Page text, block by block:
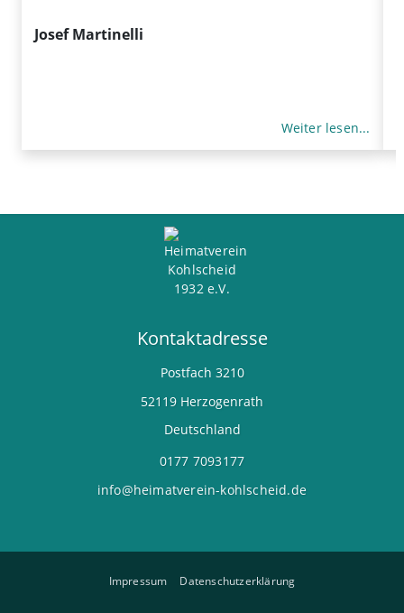
Josef Martinelli
Weiter lesen...
Kontaktadresse
Postfach 3210
52119 Herzogenrath
Deutschland
0177 7093177
info@heimatverein-kohlscheid.de
Impressum Datenschutzerklärung